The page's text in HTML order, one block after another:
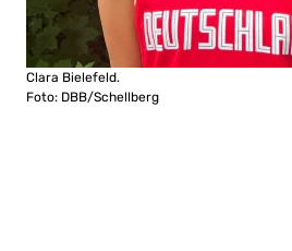
Clara Bielefeld.
Foto: DBB/Schellberg